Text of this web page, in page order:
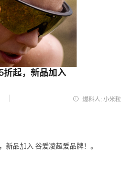
折起，新品加入
爆料人: 小米粒
新品加入 谷爱凌超爱品牌！。